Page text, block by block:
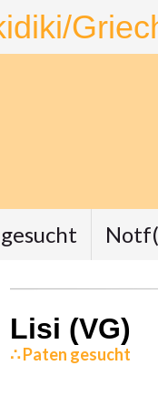
Lisi (VG)
∴ Paten gesucht